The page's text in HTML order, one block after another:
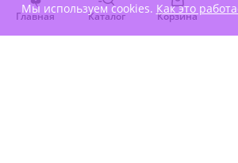
Главная Каталог Корзина
Мы используем cookies. Как это